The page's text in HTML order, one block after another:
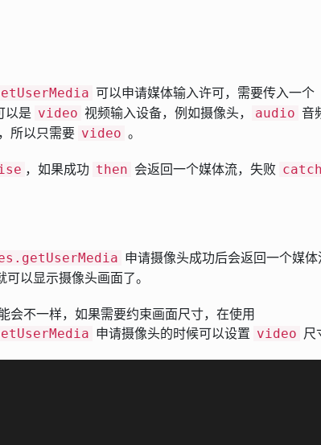
可以申请媒体输入许可，需要传入一个
以是 video 视频输入设备，例如摄像头， audio 音
所以只需要 video 。
，如果成功 then 会返回一个媒体流，失败 catch
申请摄像头成功后会返回一个媒
可以显示摄像头画面了。
会不一样，如果需要约束画面尺寸，在使用
申请摄像头的时候可以设置 video 尺